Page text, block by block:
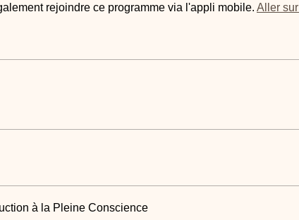
rejoindre ce programme via l'appli mobile. Aller
à la Pleine Conscience